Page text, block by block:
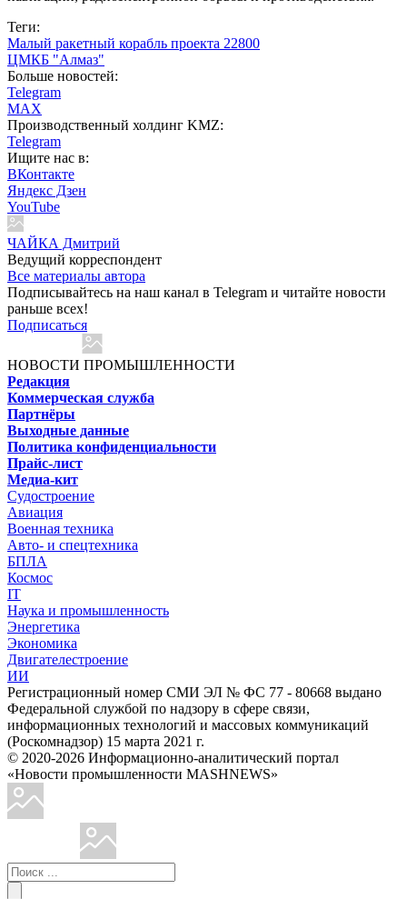
Теги:
Малый ракетный корабль проекта 22800
ЦМКБ "Алмаз"
Больше новостей:
Telegram
MAX
Производственный холдинг KMZ:
Telegram
Ищите нас в:
ВКонтакте
Яндекс Дзен
YouTube
ЧАЙКА Дмитрий
Ведущий корреспондент
Все материалы автора
Подписывайтесь на наш канал в Telegram и читайте новости
раньше всех!
Подписаться
НОВОСТИ ПРОМЫШЛЕННОСТИ
Редакция
Коммерческая служба
Партнёры
Выходные данные
Политика конфиденциальности
Прайс-лист
Медиа-кит
Судостроение
Авиация
Военная техника
Авто- и спецтехника
БПЛА
Космос
IT
Наука и промышленность
Энергетика
Экономика
Двигателестроение
ИИ
Регистрационный номер СМИ ЭЛ № ФС 77 - 80668 выдано
Федеральной службой по надзору в сфере связи,
информационных технологий и массовых коммуникаций
(Роскомнадзор) 15 марта 2021 г.
© 2020-2026 Информационно-аналитический портал
«Новости промышленности MASHNEWS»